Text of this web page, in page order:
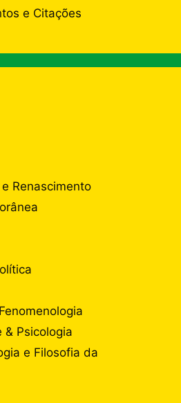
e Citações
Renascimento
& Psicologia
e Filosofia da